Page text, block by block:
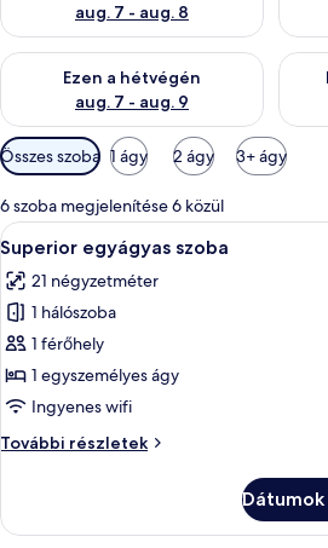
aug. 7 - aug. 8
Ezen a hétvégén
aug. 7 - aug. 9
A mostani hétvégi rendelkezésreA
Szobákhoz
rendelkezésre
álló
szűrők
Összes szoba 1 ágy 2 ágy 3+ ágy
6 szoba megjelenítése 6 közül
A
következő
szoba
összes
képének
megtekintése:
Superior
szoba
Egy
4
Superior egyágyas szoba
21 négyzetméter
1 hálószoba
1 férőhely
1 egyszemélyes ágy
Ingyenes wifi
További részletek
Superior
részletei